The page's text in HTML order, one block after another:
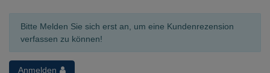
Bitte Melden Sie sich erst an, um eine Kundenrezension
verfassen zu können!
Anmelden